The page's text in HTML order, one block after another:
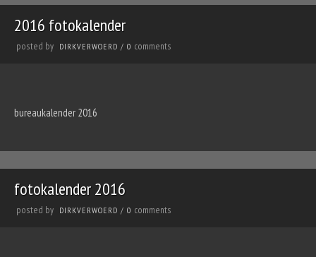
2016 fotokalender
posted by DIRKVERWOERD / 0 comments
bureaukalender 2016
fotokalender 2016
posted by DIRKVERWOERD / 0 comments